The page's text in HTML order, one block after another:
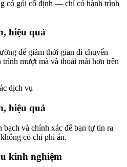
có gói cố định — chỉ có hành trình
hiệu quả
để giảm thời gian di chuyển
mượt mà và thoải mái hơn trên
dịch vụ
hiệu quả
và chính xác để bạn tự tin ra
có chi phí ẩn.
kinh nghiệm